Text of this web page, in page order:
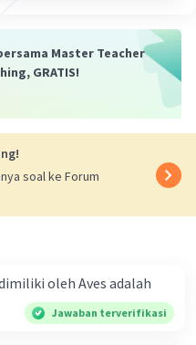
Master Teacher
GRATIS!
soal ke Forum
oleh Aves adalah
Jawaban terverifikasi